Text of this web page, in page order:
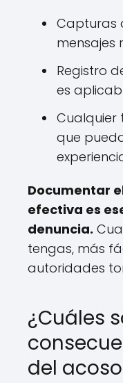
Capturas
mensajes
Registro
es
Cualquier
que
Documentar
efectiva es
denuncia.
tengas, más
autoridades
¿Cuáles
del